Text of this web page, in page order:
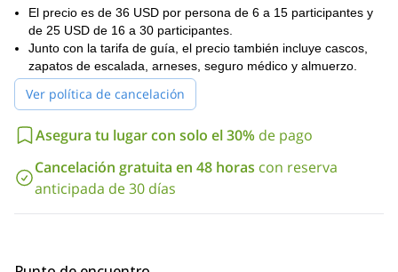
roca puede ser tan físicamente exigente como gratificante.
Escalada en roca en cualquier lugar es una experiencia
emocionante. Sin embargo, disfrutarla en un lugar tan
hermoso como Suesca hace que la experiencia sea aún mejor.
Así que si te gustaría disfrutar de esta aventura de escalada
multilargos de un día completo, solo envíanos una solicitud.
¿Te gustaría disfrutar de un viaje de escalada en roca más corto
y menos exigente en Suesca ? Entonces únete a nosotros en
este viaje de medio día.
El precio es de 36 USD por persona de 6 a 15 participantes y
de 25 USD de 16 a 30 participantes.
Junto con la tarifa de guía, el precio también incluye cascos,
zapatos de escalada, arneses, seguro médico y almuerzo.
Ver política de cancelación
Asegura tu lugar con solo el 30% de pago
Cancelación gratuita en 48 horas con reserva
anticipada de 30 días